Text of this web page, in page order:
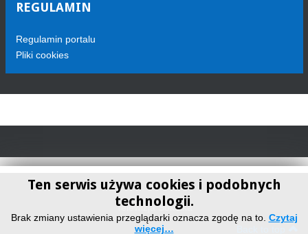
REGULAMIN
Regulamin portalu
Pliki cookies
Ten serwis używa cookies i podobnych
technologii.
Brak zmiany ustawienia przeglądarki oznacza zgodę na to. Czytaj
więcej…
Telewizja Sokółka